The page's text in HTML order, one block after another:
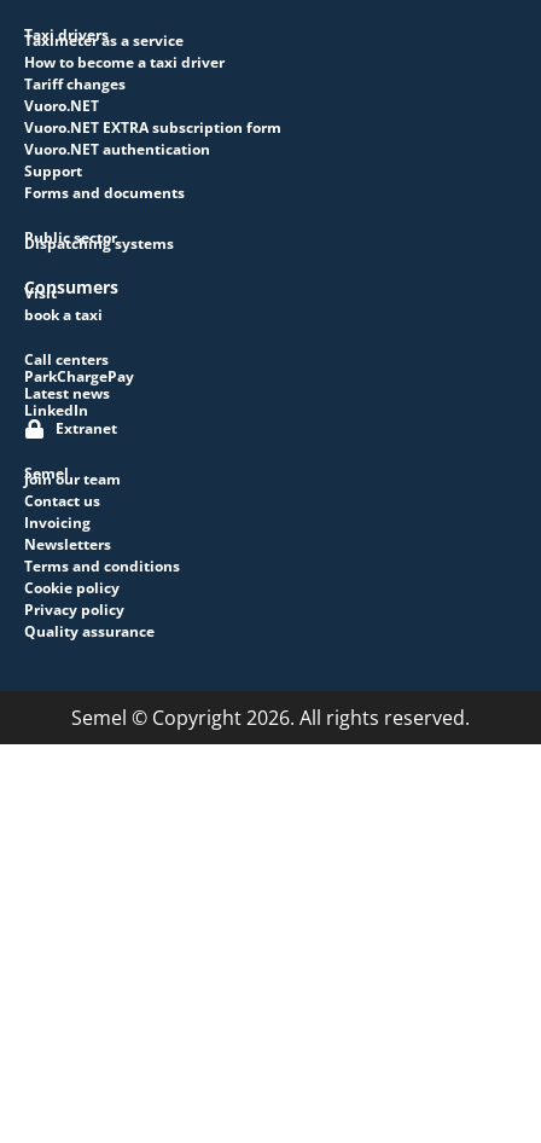
Taxi drivers
Taximeter as a service
How to become a taxi driver
Tariff changes
Vuoro.NET
Vuoro.NET EXTRA subscription form
Vuoro.NET authentication
Support
Forms and documents
Public sector
Dispatching systems
Consumers
Visit
book a taxi
Call centers
ParkChargePay
Latest news
LinkedIn
Extranet
Semel
Join our team
Contact us
Invoicing
Newsletters
Terms and conditions
Cookie policy
Privacy policy
Quality assurance
Semel © Copyright 2026. All rights reserved.